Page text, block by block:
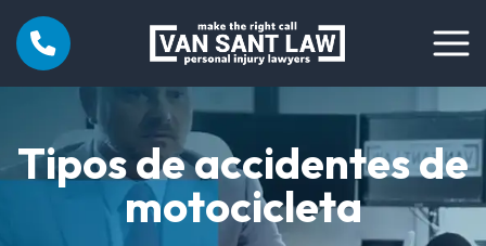
Tipos de accidentes de
motocicleta